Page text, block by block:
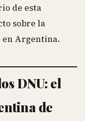
de esta
sobre la
Argentina.
DNU: el
de